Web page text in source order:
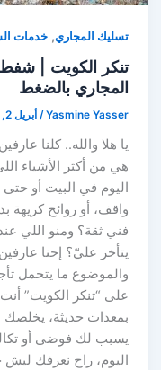
تسليك المجاري,خدمات
تنكر الكويت |
المجاري بالضغط
Yasmine Yasser
/ أبريل 2, 2026
يا هلا والله.. كلنا
هي من أكثر الأشياء
اليوم في البيت أو
واقف، أو روائح كريهة
فني ثقة؟ ومنو اللي
يتأخر عليّ؟ إحنا
والموضوع ما يتحمل
على “تنكر الكويت”
بمعدات حديثة،
يسبب لك فوضى أو
اليوم، راح نعرفك